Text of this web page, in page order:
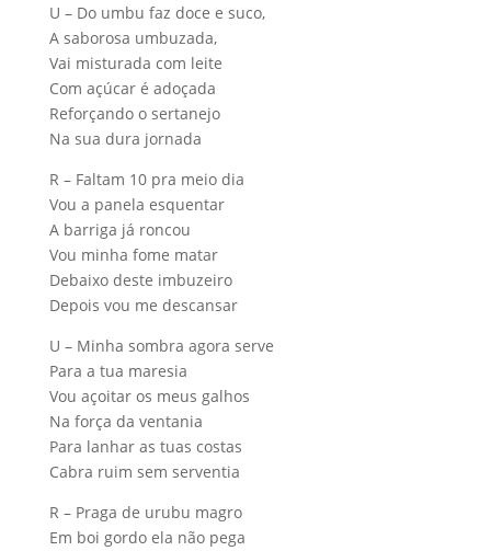
U – Do umbu faz doce e suco,
A saborosa umbuzada,
Vai misturada com leite
Com açúcar é adoçada
Reforçando o sertanejo
Na sua dura jornada
R – Faltam 10 pra meio dia
Vou a panela esquentar
A barriga já roncou
Vou minha fome matar
Debaixo deste imbuzeiro
Depois vou me descansar
U – Minha sombra agora serve
Para a tua maresia
Vou açoitar os meus galhos
Na força da ventania
Para lanhar as tuas costas
Cabra ruim sem serventia
R – Praga de urubu magro
Em boi gordo ela não pega